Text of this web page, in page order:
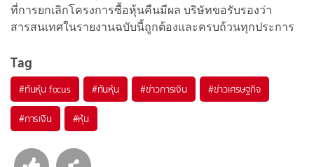
ที่การยกเลิกโครงการซื้อหุ้นคืนมีผล บริษัทขอรับรองว่า
สารสนเทศในรายงานฉบับนี้ถูกต้องและครบถ้วนทุกประการ
Tag
#ทันหุ้น focus #ทันหุ้น #ข่าวการเงิน #ข่าวเศรษฐกิจ
#การเงิน #หุ้น